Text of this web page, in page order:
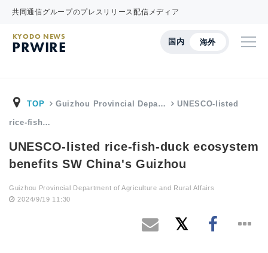
共同通信グループのプレスリリース配信メディア
国内 海外
KYODO NEWS
PRWIRE
TOP Guizhou Provincial Depa… UNESCO-listed
rice-fish…
UNESCO-listed rice-fish-duck ecosystem
benefits SW China's Guizhou
Guizhou Provincial Department of Agriculture and Rural Affairs
2024/9/19 11:30